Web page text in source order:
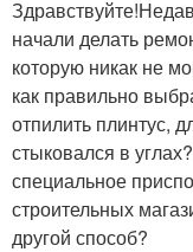
начали делать
которую никак не
как правильно
отпилить плинтус,
стыковался в
специальное
строительных
другой способ?